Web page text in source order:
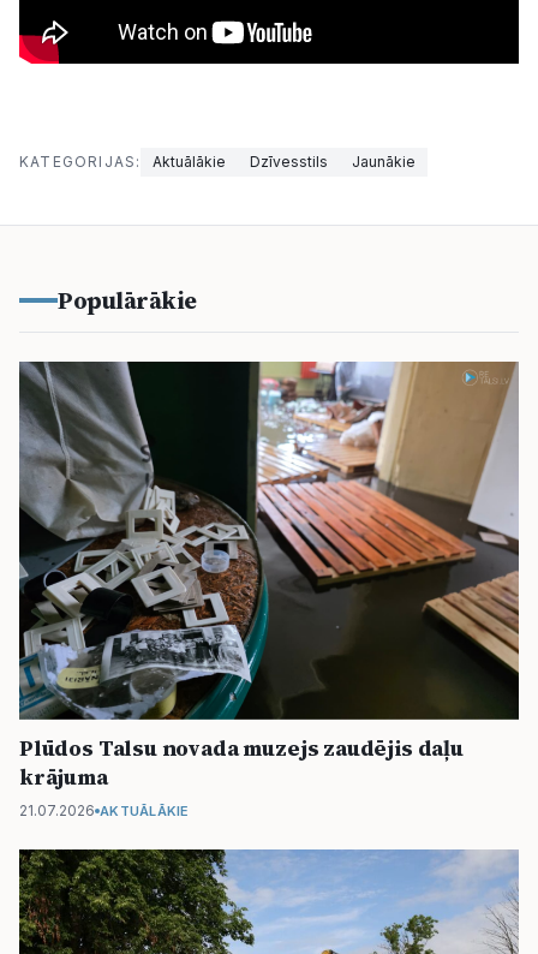
KATEGORIJAS: Aktuālākie Dzīvesstils Jaunākie
Populārākie
Plūdos Talsu novada muzejs zaudējis daļu
krājuma
21.07.2026 AKTUĀLĀKIE